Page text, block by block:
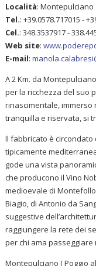
Località: Montepulciano
Tel.: +39.0578.717015 -
Cel.: 348.3537917 -
Web site:
E-mail:
A 2 Km. da
per la ricchezza del suo
rinascimentale,
tranquilla e riservata, si
Il fabbricato è
tipicamente
gode una vista
che producono il Vino
medioevale di
Biagio, di Antonio da
suggestive
raggiungere la rete dei
per chi ama passeggiare
Montepulciano ( Poggio